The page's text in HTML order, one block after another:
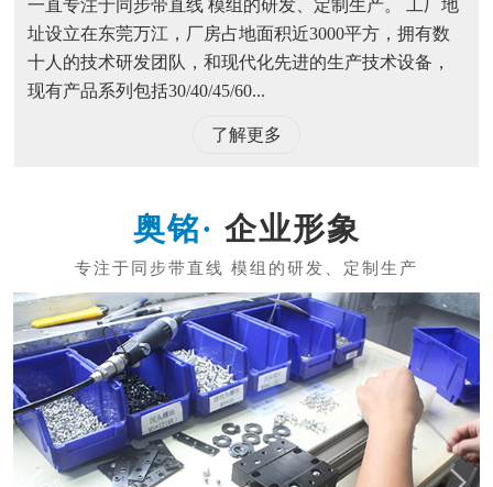
一直专注于同步带直线 模组的研发、定制生产。 工厂地
址设立在东莞万江，厂房占地面积近3000平方，拥有数
十人的技术研发团队，和现代化先进的生产技术设备，
现有产品系列包括30/40/45/60...
了解更多
企业形象